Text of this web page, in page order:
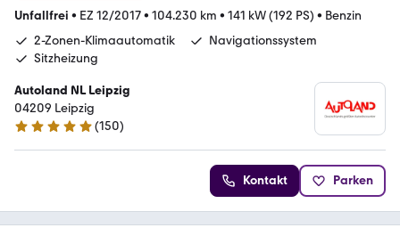
Unfallfrei • EZ 12/2017• 104.230 km • 141 kW (192 PS) • Benzin
2-Zonen-Klimaautomatik
Navigationssystem
Sitzheizung
Autoland NL Leipzig
04209 Leipzig
4.8 Sterne
(150)
Kontakt Parken